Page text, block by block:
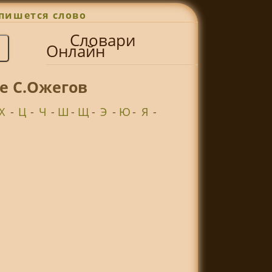
слово
Словари
Онлайн
С.Ожегов
- Ц - Ч - Ш - Щ - Э - Ю- Я -